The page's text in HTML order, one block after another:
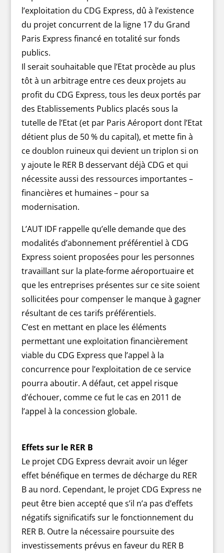
l’exploitation du CDG Express, dû à l’existence
du projet concurrent de la ligne 17 du Grand
Paris Express financé en totalité sur fonds
publics.
Il serait souhaitable que l’Etat procède au plus
tôt à un arbitrage entre ces deux projets au
profit du CDG Express, tous les deux portés par
des Etablissements Publics placés sous la
tutelle de l’Etat (et par Paris Aéroport dont l’Etat
détient plus de 50 % du capital), et mette fin à
ce doublon ruineux qui devient un triplon si on
y ajoute le RER B desservant déjà CDG et qui
nécessite aussi des ressources importantes –
financières et humaines – pour sa
modernisation.
L’AUT IDF rappelle qu’elle demande que des
modalités d’abonnement préférentiel à CDG
Express soient proposées pour les personnes
travaillant sur la plate-forme aéroportuaire et
que les entreprises présentes sur ce site soient
sollicitées pour compenser le manque à gagner
résultant de ces tarifs préférentiels.
C’est en mettant en place les éléments
permettant une exploitation financièrement
viable du CDG Express que l’appel à la
concurrence pour l’exploitation de ce service
pourra aboutir. A défaut, cet appel risque
d’échouer, comme ce fut le cas en 2011 de
l’appel à la concession globale.
Effets sur le RER B
Le projet CDG Express devrait avoir un léger
effet bénéfique en termes de décharge du RER
B au nord. Cependant, le projet CDG Express ne
peut être bien accepté que s’il n’a pas d’effets
négatifs significatifs sur le fonctionnement du
RER B. Outre la nécessaire poursuite des
investissements prévus en faveur du RER B